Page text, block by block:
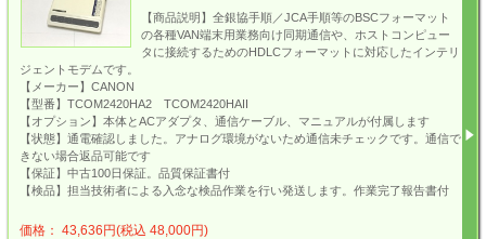
【商品説明】全銀協手順／JCA手順等のBSCフォーマット
の各種VAN端末用業務向け同期通信や、ホストコンピュー
タに接続するためのHDLCフォーマットに対応したインテリ
ジェントモデムです。
【メーカー】CANON
【型番】TCOM2420HA2 TCOM2420HAII
【オプション】本体とACアダプタ、通信ケーブル、マニュアルが付属します
【状態】通電確認しました。アナログ環境がないため通信未チェックです。通信で
きない場合返品可能です
【保証】中古100日保証。品質保証書付
【検品】担当技術者による入念な検品作業を行い発送します。作業完了報告書付
価格： 43,636円(税込 48,000円)